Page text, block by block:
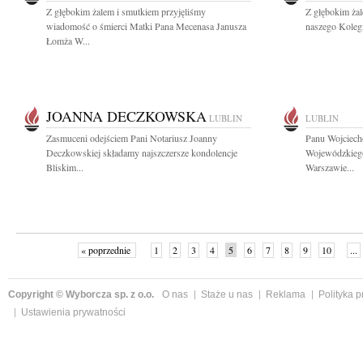
Z głębokim żalem i smutkiem przyjęliśmy
wiadomość o śmierci Matki Pana Mecenasa Janusza
Łomża W...
Z głębokim
naszego
JOANNA DECZKOWSKA LUBLIN
Zasmuceni odejściem Pani Notariusz Joanny
Deczkowskiej składamy najszczersze kondolencje
Bliskim...
LUBLIN
Panu
Warszawie...
« poprzednie 1 2 3 4 5 6 7 8 9 10 ...
Copyright © Wyborcza sp. z o.o. O nas Staże u nas Reklama
Polityka
Ustawienia prywatności